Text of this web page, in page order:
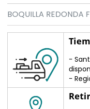
BOQUILLA REDONDA
-
-